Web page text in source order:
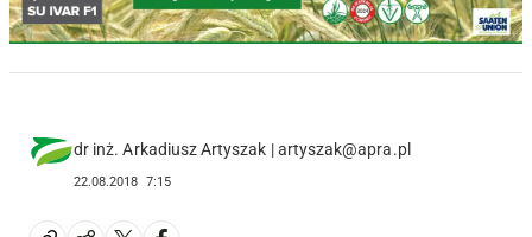
dr inż. Arkadiusz Artyszak | artyszak@apra.pl
22.08.2018 7:15